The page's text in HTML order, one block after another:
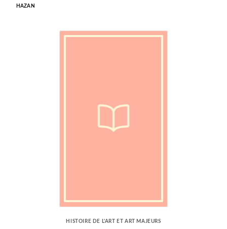
HAZAN
HISTOIRE DE L'ART ET ART MAJEURS